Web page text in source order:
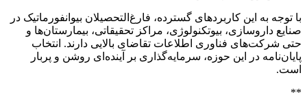
با توجه به این کاربردهای گسترده، فارغ‌التحصیلان بیوانفورماتیک در
صنایع داروسازی، بیوتکنولوژی، مراکز تحقیقاتی، بیمارستان‌ها و
حتی شرکت‌های فناوری اطلاعات تقاضای بالایی دارند. انتخاب
پایان‌نامه در این حوزه، سرمایه‌گذاری بر آینده‌ای روشن و پربار
است.
**